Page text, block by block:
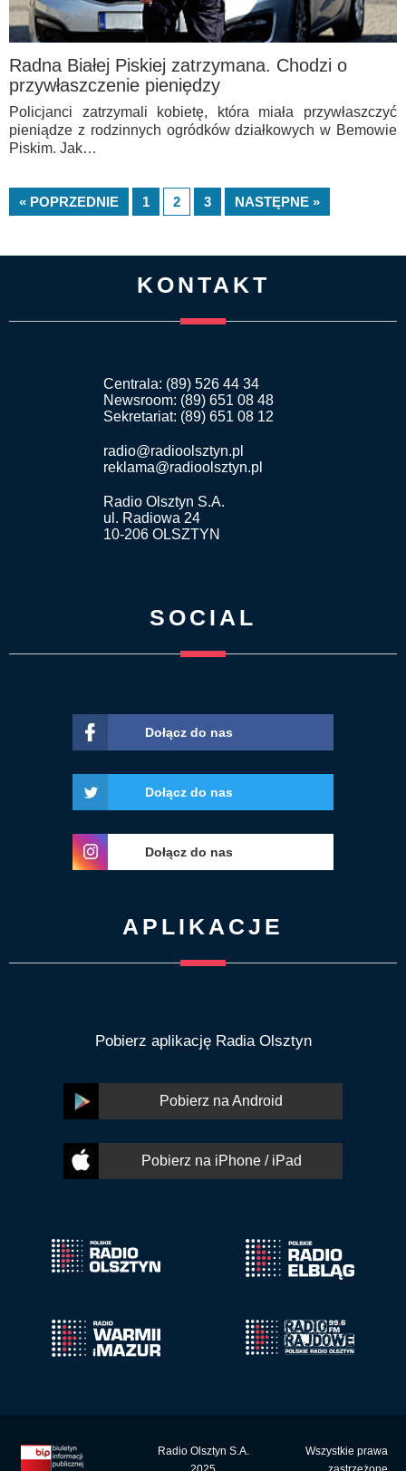
Radna Białej Piskiej zatrzymana. Chodzi o
przywłaszczenie pieniędzy
Policjanci zatrzymali kobietę, która miała przywłaszczyć
pieniądze z rodzinnych ogródków działkowych w Bemowie
Piskim. Jak…
« POPRZEDNIE 1 2 3 NASTĘPNE »
KONTAKT
Centrala: (89) 526 44 34
Newsroom: (89) 651 08 48
Sekretariat: (89) 651 08 12
radio@radioolsztyn.pl
reklama@radioolsztyn.pl
Radio Olsztyn S.A.
ul. Radiowa 24
10-206 OLSZTYN
SOCIAL
Dołącz do nas
Dołącz do nas
Dołącz do nas
APLIKACJE
Pobierz aplikację Radia Olsztyn
Pobierz na Android
Pobierz na iPhone / iPad
Radio Olsztyn S.A.
Wszystkie prawa